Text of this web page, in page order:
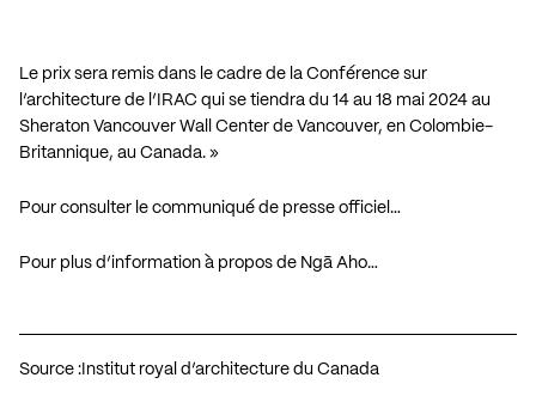
Le prix sera remis dans le cadre de la Conférence sur
l’architecture de l’IRAC qui se tiendra du 14 au 18 mai 2024 au
Sheraton Vancouver Wall Center de Vancouver, en Colombie-
Britannique, au Canada. »
Pour consulter le communiqué de presse officiel…
Pour plus d’information à propos de Ngā Aho…
Source : Institut royal d’architecture du Canada